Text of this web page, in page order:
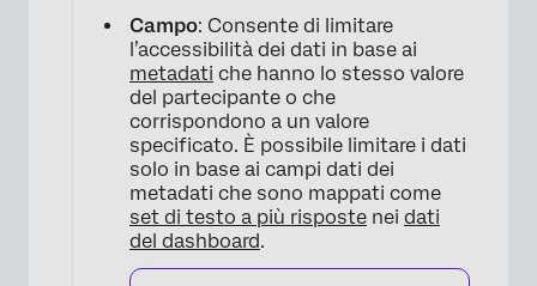
Campo: Consente di limitare
l’accessibilità dei dati in base ai
metadati che hanno lo stesso valore
del partecipante o che
corrispondono a un valore
specificato. È possibile limitare i dati
solo in base ai campi dati dei
metadati che sono mappati come
set di testo a più risposte nei dati
del dashboard.